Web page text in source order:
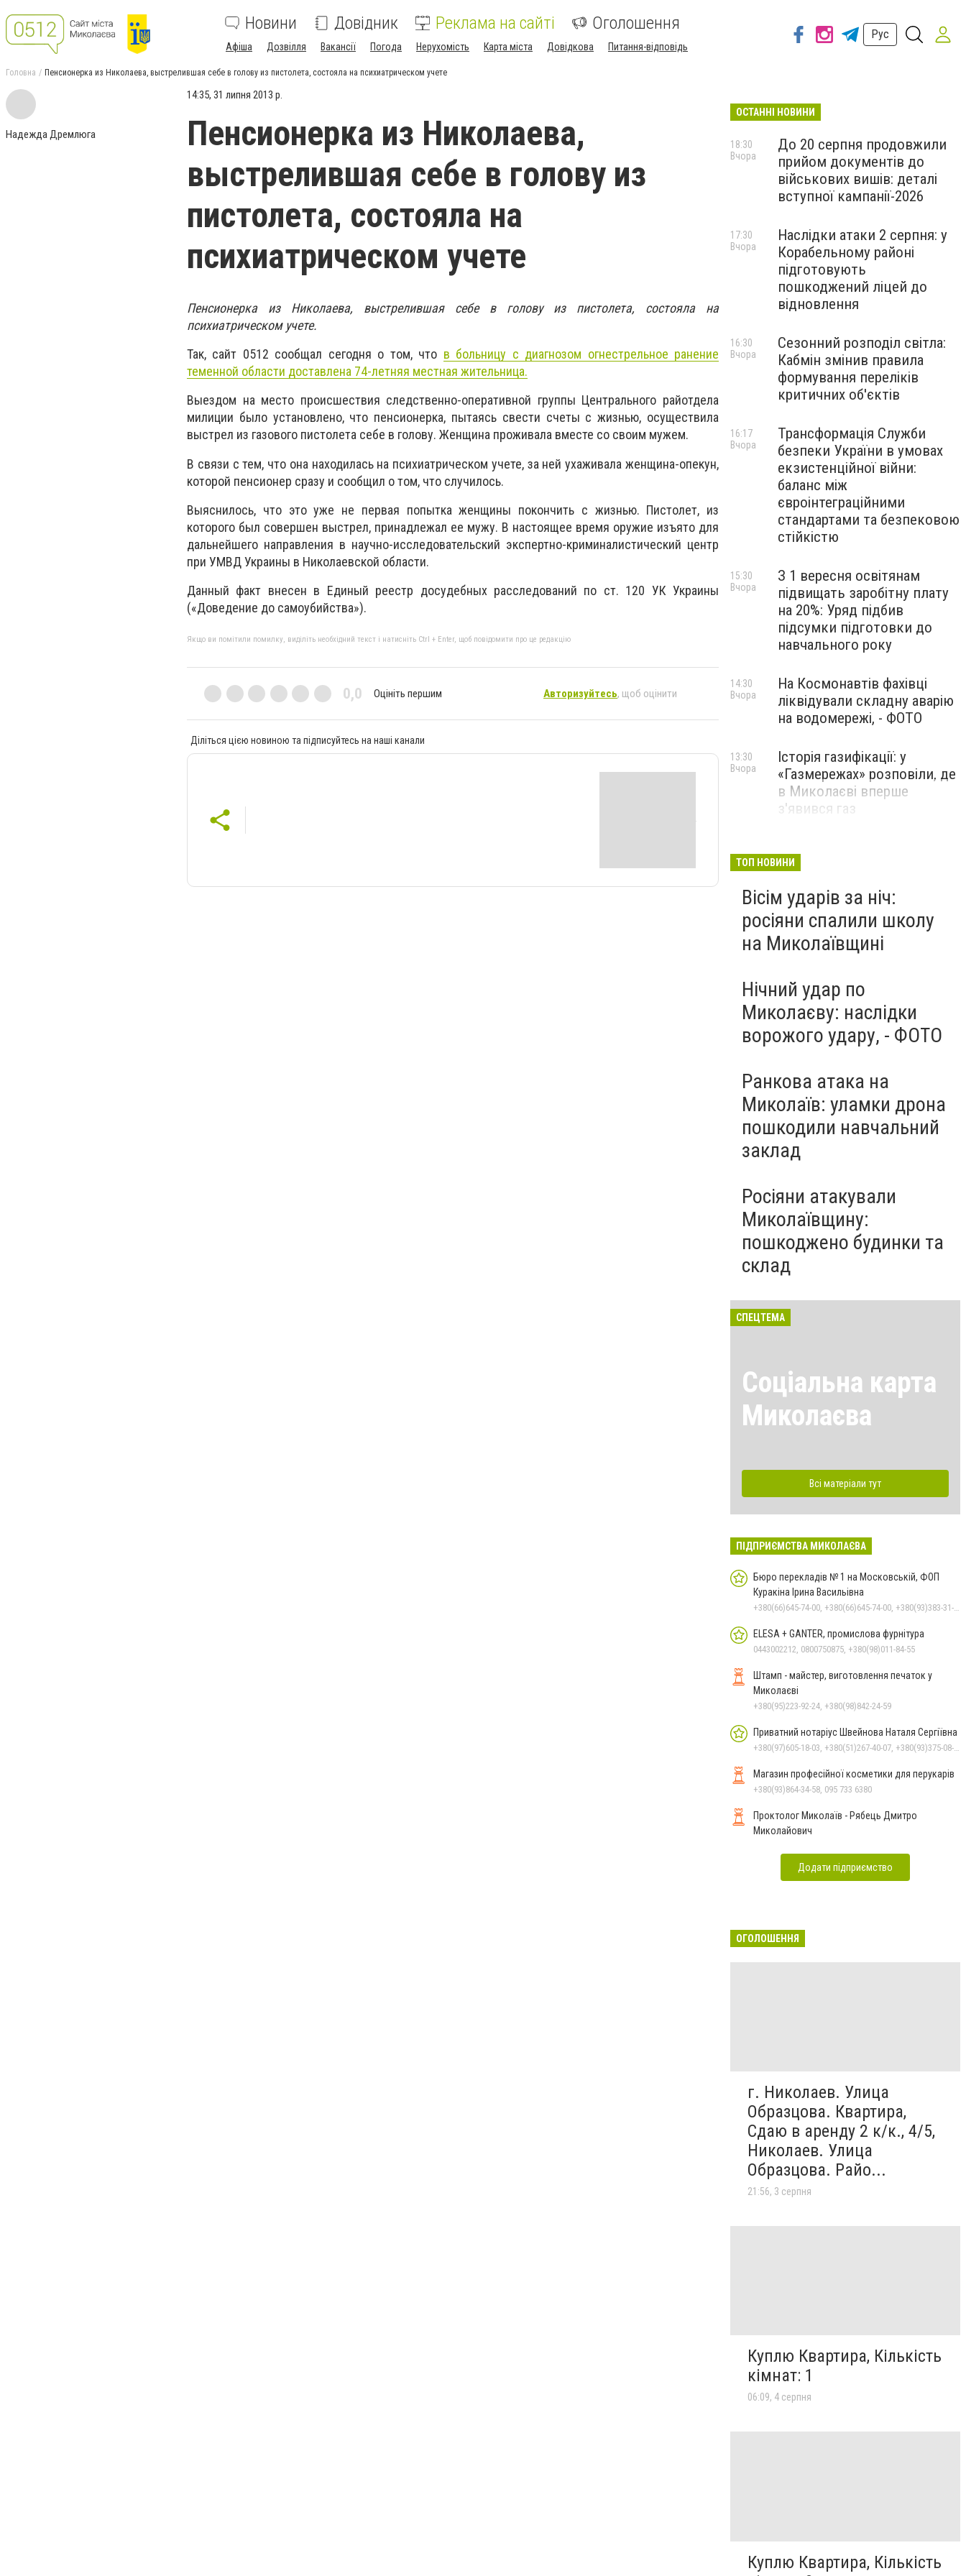
Новини Довідник Реклама на сайті Оголошення
Афіша Дозвілля Вакансії Погода Нерухомість Карта міста Довідкова Питання-відповідь
Рус
Головна Пенсионерка из Николаева, выстрелившая себе в голову из пистолета, состояла на психиатрическом учете
Надежда Дремлюга
14:35, 31 липня 2013 р.
Пенсионерка из Николаева,
выстрелившая себе в голову из
пистолета, состояла на
психиатрическом учете
Пенсионерка из Николаева, выстрелившая себе в голову из пистолета, состояла на
психиатрическом учете.
Так, сайт 0512 сообщал сегодня о том, что в больницу с диагнозом огнестрельное ранение
теменной области доставлена 74-летняя местная жительница.
Выездом на место происшествия следственно-оперативной группы Центрального райотдела
милиции было установлено, что пенсионерка, пытаясь свести счеты с жизнью, осуществила
выстрел из газового пистолета себе в голову. Женщина проживала вместе со своим мужем.
В связи с тем, что она находилась на психиатрическом учете, за ней ухаживала женщина-опекун,
которой пенсионер сразу и сообщил о том, что случилось.
Выяснилось, что это уже не первая попытка женщины покончить с жизнью. Пистолет, из
которого был совершен выстрел, принадлежал ее мужу. В настоящее время оружие изъято для
дальнейшего направления в научно-исследовательский экспертно-криминалистический центр
при УМВД Украины в Николаевской области.
Данный факт внесен в Единый реестр досудебных расследований по ст. 120 УК Украины
(«Доведение до самоубийства»).
Якщо ви помітили помилку, виділіть необхідний текст і натисніть Ctrl + Enter, щоб повідомити про це редакцію
0,0 Оцініть першим Авторизуйтесь, щоб оцінити
Діліться цією новиною та підписуйтесь на наші канали
ОСТАННІ НОВИНИ
До 20 серпня продовжили
прийом документів до
військових вишів: деталі
вступної кампанії-2026
18:30
Вчора
Наслідки атаки 2 серпня: у
Корабельному районі
підготовують
пошкоджений ліцей до
відновлення
17:30
Вчора
Сезонний розподіл світла:
Кабмін змінив правила
формування переліків
критичних об'єктів
16:30
Вчора
Трансформація Служби
безпеки України в умовах
екзистенційної війни:
баланс між
євроінтеграційними
стандартами та безпековою
стійкістю
16:17
Вчора
З 1 вересня освітянам
підвищать заробітну плату
на 20%: Уряд підбив
підсумки підготовки до
навчального року
15:30
Вчора
На Космонавтів фахівці
ліквідували складну аварію
на водомережі, - ФОТО
14:30
Вчора
Історія газифікації: у
«Газмережах» розповіли, де
в Миколаєві вперше
з'явився газ
13:30
Вчора
Миколаєві 2026: шукаємо
перезавантаження
ПАРТНЕРСЬКИЙ СПЕЦПРОЄКТ
Вчора
ТОП НОВИНИ
Вісім ударів за ніч:
росіяни спалили школу
на Миколаївщині
Нічний удар по
Миколаєву: наслідки
ворожого удару, - ФОТО
Ранкова атака на
Миколаїв: уламки дрона
пошкодили навчальний
заклад
Росіяни атакували
Миколаївщину:
пошкоджено будинки та
склад
СПЕЦТЕМА
Соціальна карта
Миколаєва
Всі матеріали тут
ПІДПРИЄМСТВА МИКОЛАЄВА
Бюро перекладів № 1 на Московській, ФОП
Куракіна Ірина Васильівна
ELESA + GANTER, промислова фурнітура
0443002212, 0800750875, +380(98)011-84-55
Штамп - майстер, виготовлення печаток у
Миколаєві
+380(95)223-92-24, +380(98)842-24-59
Приватний нотаріус Швейнова Наталя Сергіївна
Магазин професійної косметики для перукарів
+380(93)864-34-58, 095 733 6380
Проктолог Миколаїв - Рябець Дмитро
Миколайович
Додати підприємство
ОГОЛОШЕННЯ
г. Николаев. Улица
Образцова. Квартира,
Сдаю в аренду 2 к/к., 4/5,
Николаев. Улица
Образцова. Райо...
21:56, 3 серпня
Куплю Квартира, Кількість
кімнат: 1
06:09, 4 серпня
Куплю Квартира, Кількість